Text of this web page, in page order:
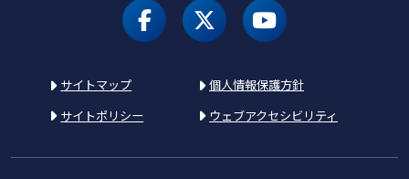
facebookX（旧 twitter）
youtube
サイトマップ
個人情報保護方針
サイトポリシー
ウェブアクセシビリティ